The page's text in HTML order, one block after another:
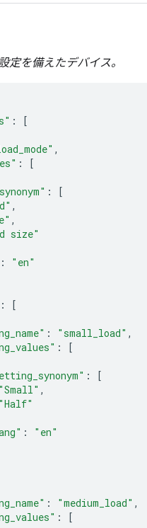
定を備えたデバイス。
:
[
,
:
[
:
[
,
,
size"
:
"en"
:
[
: "small_load" ,
:
[
:
[
"Small" ,
"Half"
:
"en"
: "medium_load" ,
:
[